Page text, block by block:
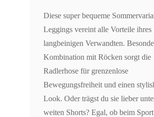
Diese super bequeme
Leggings vereint alle Vorteile ihres
langbeinigen Verwandten.
Kombination mit Röcken sorgt die
Radlerhose für grenzenlose
Bewegungsfreiheit und einen
Look. Oder trägst du sie lieber
weiten Shorts? Egal, ob beim